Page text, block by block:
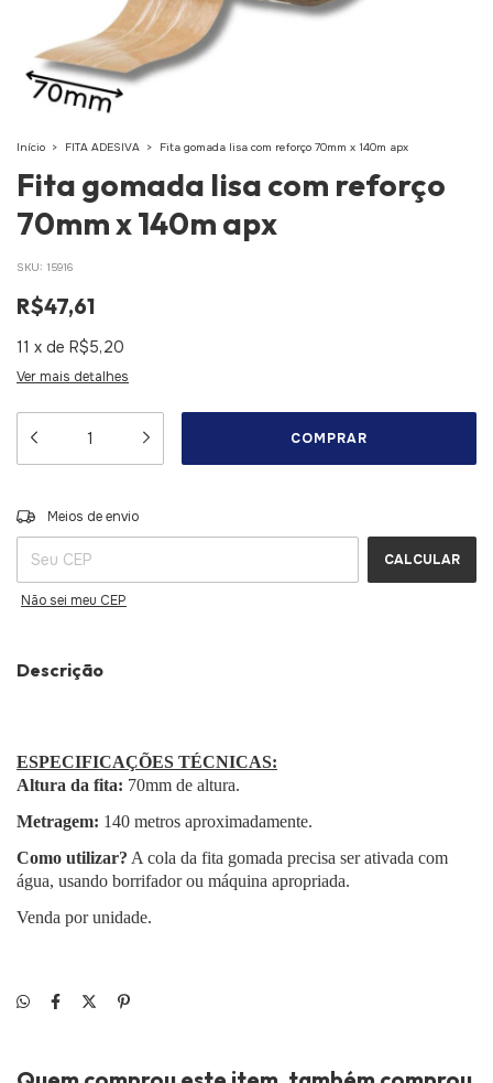
Início > FITA ADESIVA > Fita gomada lisa com reforço 70mm x 140m apx
Fita gomada lisa com reforço
70mm x 140m apx
SKU: 15916
R$47,61
11 x de R$5,20
Ver mais detalhes
Entregas para o CEP:
Meios de envio
CALCULAR
Não sei meu CEP
Descrição
ESPECIFICAÇÕES TÉCNICAS:
Altura da fita: 70mm de altura.
Metragem: 140 metros aproximadamente.
Como utilizar? A cola da fita gomada precisa ser ativada com
água, usando borrifador ou máquina apropriada.
Venda por unidade.